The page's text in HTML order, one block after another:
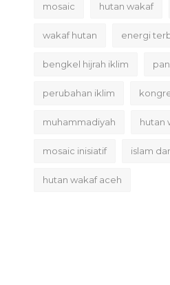
mosaic hutan wakaf
wakaf hutan energi
bengkel hijrah iklim
perubahan iklim
muhammadiyah hutan
mosaic inisiatif islam
hutan wakaf aceh